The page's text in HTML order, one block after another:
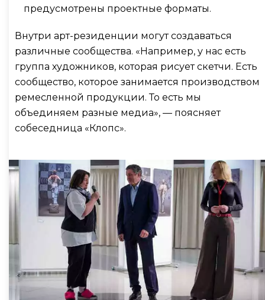
предусмотрены проектные форматы.
Внутри арт-резиденции могут создаваться
различные сообщества. «Например, у нас есть
группа художников, которая рисует скетчи. Есть
сообщество, которое занимается производством
ремесленной продукции. То есть мы
объединяем разные медиа», — поясняет
собеседница «Клопс».